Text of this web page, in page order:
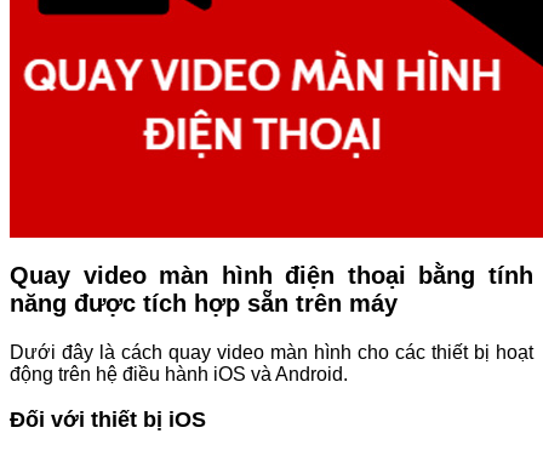
Quay video màn hình điện thoại bằng tính
năng được tích hợp sẵn trên máy
Dưới đây là cách quay video màn hình cho các thiết bị hoạt
động trên hệ điều hành iOS và Android.
Đối với thiết bị iOS